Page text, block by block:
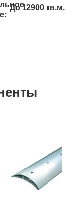
До 12900 кв.м.